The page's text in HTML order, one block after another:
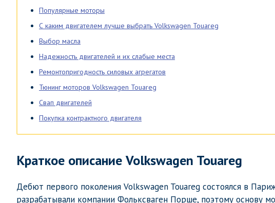
Популярные моторы
С каким двигателем лучше выбрать Volkswagen Touareg
Выбор масла
Надежность двигателей и их слабые места
Ремонтопригодность силовых агрегатов
Тюнинг моторов Volkswagen Touareg
Свап двигателей
Покупка контрактного двигателя
Краткое описание Volkswagen Touareg
Дебют первого поколения Volkswagen Touareg состоялся в
разрабатывали компании Фольксваген Порше, поэтому основу